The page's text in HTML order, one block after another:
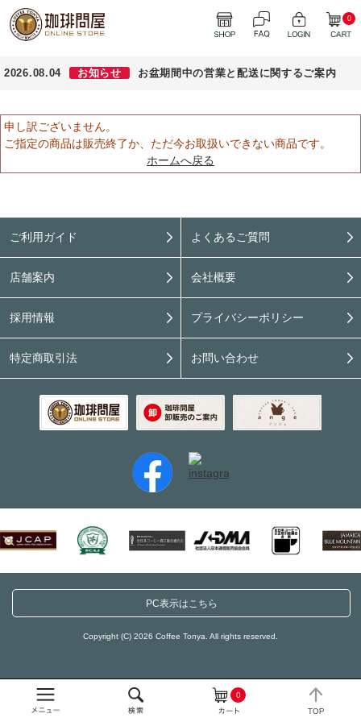
0
0
2026.08.04 お知らせ お盆期間中の営業と配送に関するご案内
申し訳ございません。
ご指定の商品は販売終了か、ただ今お取扱いできない商品です。
ホームへ戻る
ご利用ガイド よくあるご質問
店舗案内 会社概要
採用情報 プライバシーポリシー
特定商取引法 お問い合わせ
PC表示はこちら
Copyright (C) 2026 Coffee Tonya. All rights reserved.